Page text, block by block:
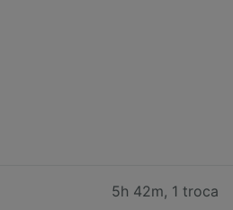
5h 42m, 1 troca